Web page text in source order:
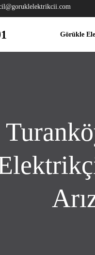
Görükle